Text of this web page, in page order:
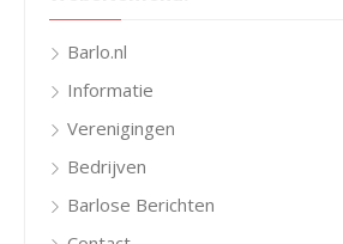
Barlo.nl
Informatie
Verenigingen
Bedrijven
Barlose Berichten